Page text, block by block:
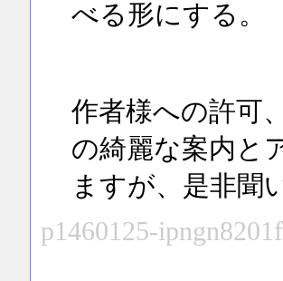
べる形にする。
作者様への許可
の綺麗な案内と
ますが、是非聞
p1460125-